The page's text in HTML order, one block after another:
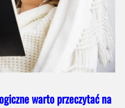
warto przeczytać na